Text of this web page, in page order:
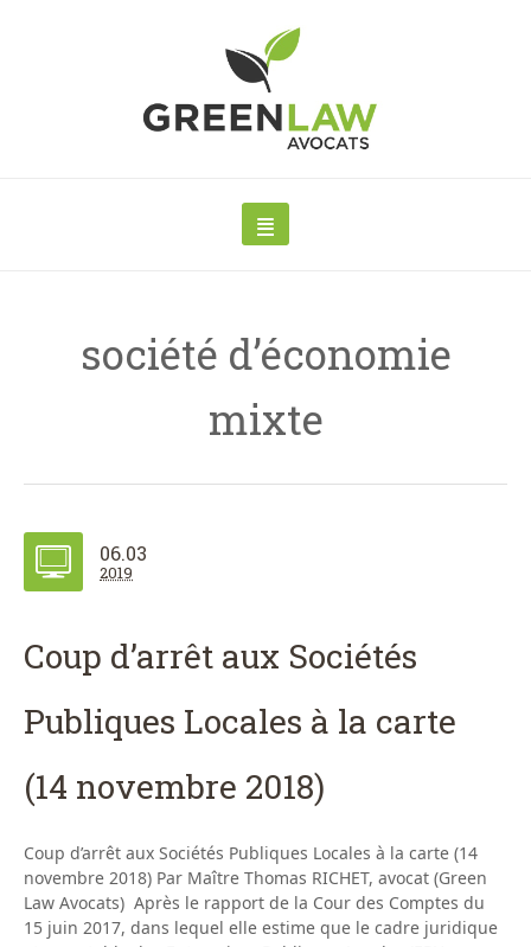
société d’économie
mixte
06.03
2019
Coup d’arrêt aux Sociétés
Publiques Locales à la carte
(14 novembre 2018)
Coup d’arrêt aux Sociétés Publiques Locales à la carte (14
novembre 2018) Par Maître Thomas RICHET, avocat (Green
Law Avocats) Après le rapport de la Cour des Comptes du
15 juin 2017, dans lequel elle estime que le cadre juridique